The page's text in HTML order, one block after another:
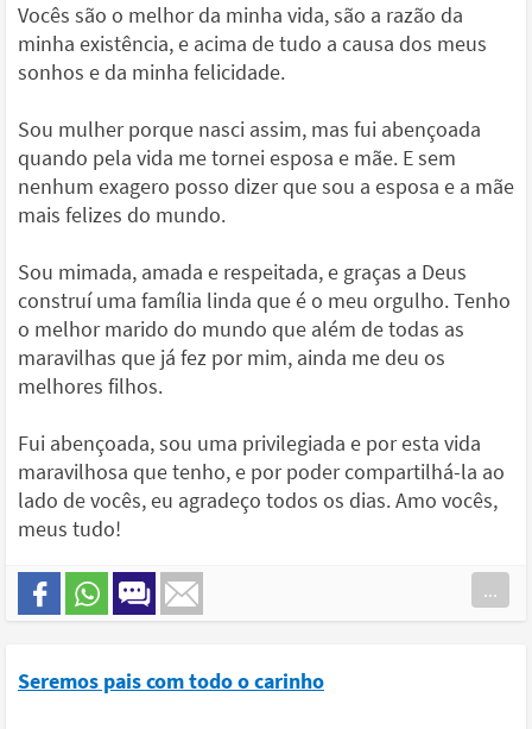
Vocês são o melhor da minha vida, são a razão da
minha existência, e acima de tudo a causa dos meus
sonhos e da minha felicidade.
Sou mulher porque nasci assim, mas fui abençoada
quando pela vida me tornei esposa e mãe. E sem
nenhum exagero posso dizer que sou a esposa e a mãe
mais felizes do mundo.
Sou mimada, amada e respeitada, e graças a Deus
construí uma família linda que é o meu orgulho. Tenho
o melhor marido do mundo que além de todas as
maravilhas que já fez por mim, ainda me deu os
melhores filhos.
Fui abençoada, sou uma privilegiada e por esta vida
maravilhosa que tenho, e por poder compartilhá-la ao
lado de vocês, eu agradeço todos os dias. Amo vocês,
meus tudo!
...
Seremos pais com todo o carinho